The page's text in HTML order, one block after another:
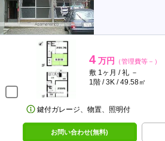
4 万円 （管理費等－）
敷 1ヶ月 / 礼 －
1階 / 3K / 49.58㎡
鍵付ガレージ、物置、照明付
お問い合わせ(無料)